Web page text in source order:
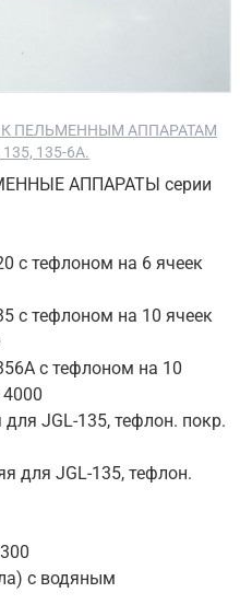
ПЕЛЬМЕННЫМ АППАРАТАМ
135-6A.
АППАРАТЫ серии
с тефлоном на 6 ячеек
с тефлоном на 10 ячеек
с тефлоном на 10
JGL-135, тефлон. покр.
для JGL-135, тефлон.
с водяным